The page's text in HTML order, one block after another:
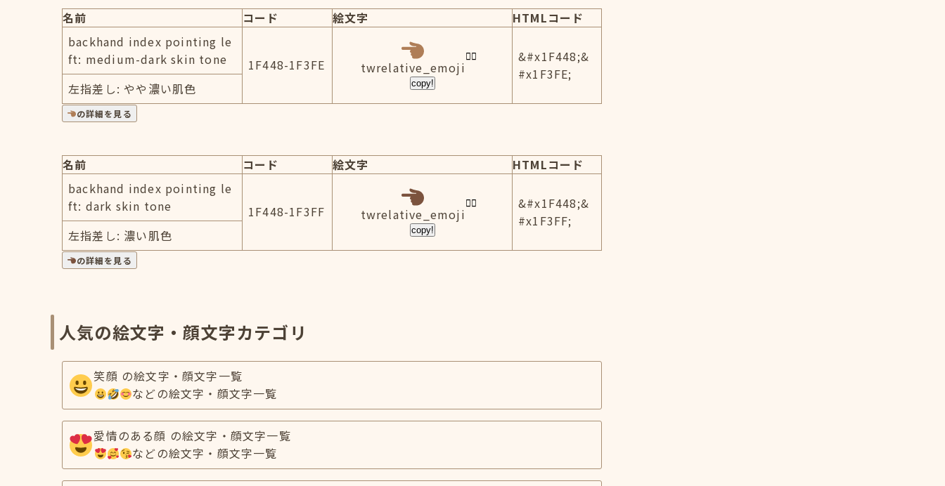
名前 コード 絵文字
HTMLコード
backhand index pointing le
ft: medium-dark skin tone
1F448-1F3FE twrelative_emoji
copy!
&#x1F448;&
#x1F3FE;
左指差し: やや濃い肌色
の詳細を見る
名前 コード 絵文字
HTMLコード
backhand index pointing le
ft: dark skin tone
1F448-1F3FF twrelative_emoji
copy!
&#x1F448;&
#x1F3FF;
左指差し: 濃い肌色
の詳細を見る
人気の絵文字・顔文字カテゴリ
笑顔 の絵文字・顔文字一覧
などの絵文字・顔文字一覧
愛情のある顔 の絵文字・顔文字一覧
などの絵文字・顔文字一覧